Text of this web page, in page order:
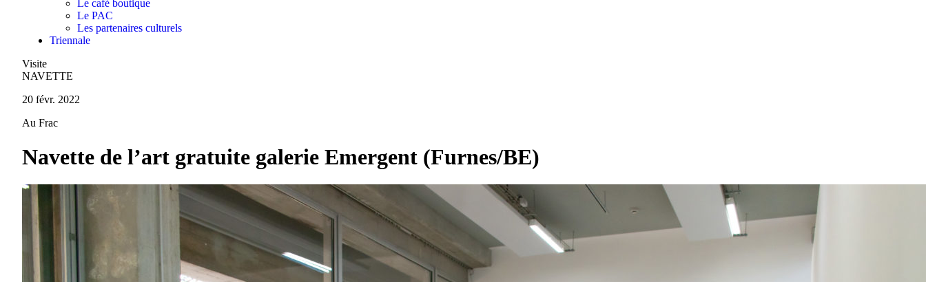
Le café boutique
Le PAC
Les partenaires culturels
Triennale
Visite
NAVETTE
20 févr. 2022
Au Frac
Navette de l’art gratuite galerie Emergent (Furnes/BE)